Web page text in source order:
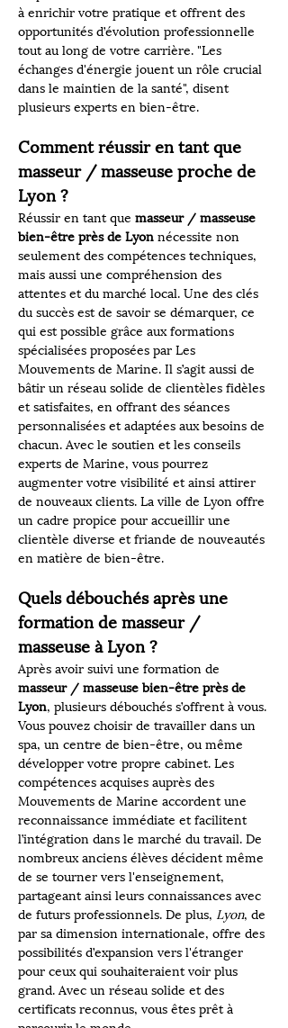
à enrichir votre pratique et offrent des
opportunités d’évolution professionnelle
tout au long de votre carrière. "Les
échanges d'énergie jouent un rôle crucial
dans le maintien de la santé", disent
plusieurs experts en bien-être.
Comment réussir en tant que
masseur / masseuse proche de
Lyon ?
Réussir en tant que masseur / masseuse
bien-être près de Lyon nécessite non
seulement des compétences techniques,
mais aussi une compréhension des
attentes et du marché local. Une des clés
du succès est de savoir se démarquer, ce
qui est possible grâce aux formations
spécialisées proposées par Les
Mouvements de Marine. Il s’agit aussi de
bâtir un réseau solide de clientèles fidèles
et satisfaites, en offrant des séances
personnalisées et adaptées aux besoins de
chacun. Avec le soutien et les conseils
experts de Marine, vous pourrez
augmenter votre visibilité et ainsi attirer
de nouveaux clients. La ville de Lyon offre
un cadre propice pour accueillir une
clientèle diverse et friande de nouveautés
en matière de bien-être.
Quels débouchés après une
formation de masseur /
masseuse à Lyon ?
Après avoir suivi une formation de
masseur / masseuse bien-être près de
Lyon, plusieurs débouchés s’offrent à vous.
Vous pouvez choisir de travailler dans un
spa, un centre de bien-être, ou même
développer votre propre cabinet. Les
compétences acquises auprès des
Mouvements de Marine accordent une
reconnaissance immédiate et facilitent
l’intégration dans le marché du travail. De
nombreux anciens élèves décident même
de se tourner vers l'enseignement,
partageant ainsi leurs connaissances avec
de futurs professionnels. De plus, Lyon, de
par sa dimension internationale, offre des
possibilités d’expansion vers l'étranger
pour ceux qui souhaiteraient voir plus
grand. Avec un réseau solide et des
certificats reconnus, vous êtes prêt à